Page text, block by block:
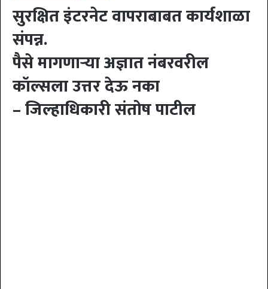
सुरक्षित इंटरनेट वापराबाबत कार्यशाळा
संपन्न.
पैसे मागणाऱ्या अज्ञात नंबरवरील
कॉल्सला उत्तर देऊ नका
– जिल्हाधिकारी संतोष पाटील